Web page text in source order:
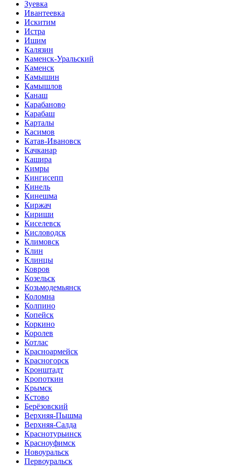
Зуевка
Ивантеевка
Искитим
Истра
Ишим
Калязин
Каменск-Уральский
Каменск
Камышин
Камышлов
Канаш
Карабаново
Карабаш
Карталы
Касимов
Катав-Ивановск
Качканар
Кашира
Кимры
Кингисепп
Кинель
Кинешма
Киржач
Кириши
Киселевск
Кисловодск
Климовск
Клин
Клинцы
Ковров
Козельск
Козьмодемьянск
Коломна
Колпино
Копейск
Коркино
Королев
Котлас
Красноармейск
Красногорск
Кронштадт
Кропоткин
Крымск
Кстово
Берёзовский
Верхняя-Пышма
Верхняя-Салда
Краснотурьинск
Красноуфимск
Новоуральск
Первоуральск